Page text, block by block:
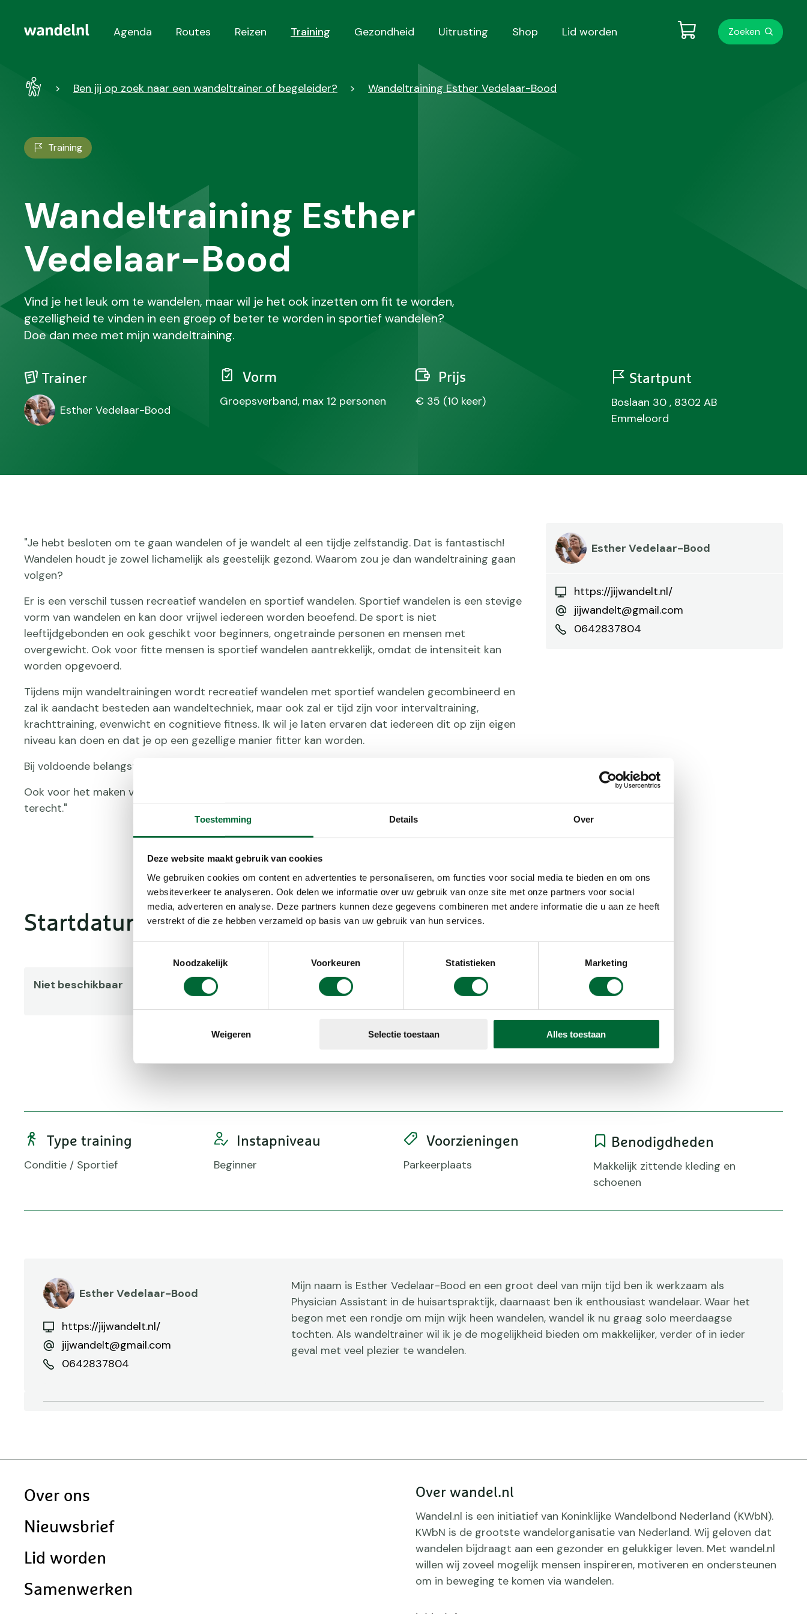
Toestemming Details Over
Deze website maakt gebruik van cookies
We gebruiken cookies om content en advertenties te personaliseren, om functies voor social media te bieden en om ons
websiteverkeer te analyseren. Ook delen we informatie over uw gebruik van onze site met onze partners voor social
media, adverteren en analyse. Deze partners kunnen deze gegevens combineren met andere informatie die u aan ze heeft
verstrekt of die ze hebben verzameld op basis van uw gebruik van hun services.
Noodzakelijk
Voorkeuren Statistieken Marketing
Weigeren Selectie toestaan Alles toestaan
Hoofdnavigatie
Agenda Routes Reizen Training Gezondheid Uitrusting Shop Lid worden Zoeken
WandelBen jij op zoek naar een wandeltrainer of begeleider? Wandeltraining Esther Vedelaar-Bood
Training
Wandeltraining Esther
Vedelaar-Bood
Vind je het leuk om te wandelen, maar wil je het ook inzetten om fit te worden,
gezelligheid te vinden in een groep of beter te worden in sportief wandelen?
Doe dan mee met mijn wandeltraining.
Trainer
Esther Vedelaar-Bood
Vorm
Groepsverband, max 12 personen
Prijs
€ 35 (10 keer)
Startpunt
Boslaan 30 , 8302 AB
Emmeloord
"Je hebt besloten om te gaan wandelen of je wandelt al een tijdje zelfstandig. Dat is fantastisch!
Wandelen houdt je zowel lichamelijk als geestelijk gezond. Waarom zou je dan wandeltraining gaan
volgen?
Er is een verschil tussen recreatief wandelen en sportief wandelen. Sportief wandelen is een stevige
vorm van wandelen en kan door vrijwel iedereen worden beoefend. De sport is niet
leeftijdgebonden en ook geschikt voor beginners, ongetrainde personen en mensen met
overgewicht. Ook voor fitte mensen is sportief wandelen aantrekkelijk, omdat de intensiteit kan
worden opgevoerd.
Tijdens mijn wandeltrainingen wordt recreatief wandelen met sportief wandelen gecombineerd en
zal ik aandacht besteden aan wandeltechniek, maar ook zal er tijd zijn voor intervaltraining,
krachttraining, evenwicht en cognitieve fitness. Ik wil je laten ervaren dat iedereen dit op zijn eigen
niveau kan doen en dat je op een gezellige manier fitter kan worden.
Bij voldoende belangstelling zullen we een langere afstandswandeling gaan plannen.
Ook voor het maken van een opbouwschema voor lange afstandswandelingen kan je bij mij
terecht."
Startdatum
Niet beschikbaar
Contact
Esther Vedelaar-Bood
https://jijwandelt.nl/
jijwandelt@gmail.com
0642837804
Type training
Conditie / Sportief
Instapniveau
Beginner
Voorzieningen
Parkeerplaats
Benodigdheden
Makkelijk zittende kleding en
schoenen
Esther Vedelaar-Bood
https://jijwandelt.nl/
jijwandelt@gmail.com
0642837804
Mijn naam is Esther Vedelaar-Bood en een groot deel van mijn tijd ben ik werkzaam als
Physician Assistant in de huisartspraktijk, daarnaast ben ik enthousiast wandelaar. Waar het
begon met een rondje om mijn wijk heen wandelen, wandel ik nu graag solo meerdaagse
tochten. Als wandeltrainer wil ik je de mogelijkheid bieden om makkelijker, verder of in ieder
geval met veel plezier te wandelen.
Doormat
Over ons
Nieuwsbrief
Lid worden
Samenwerken
Over wandel.nl
Wandel.nl is een initiatief van Koninklijke Wandelbond Nederland (KWbN).
KWbN is de grootste wandelorganisatie van Nederland. Wij geloven dat
wandelen bijdraagt aan een gezonder en gelukkiger leven. Met wandel.nl
willen wij zoveel mogelijk mensen inspireren, motiveren en ondersteunen
om in beweging te komen via wandelen.